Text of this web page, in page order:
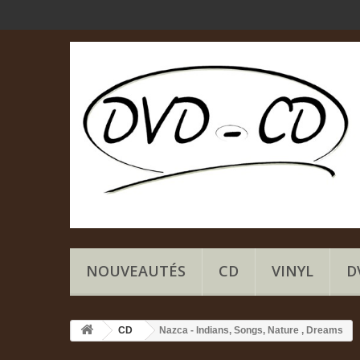
NOUVEAUTÉS CD VINYL
CD Nazca - Indians, Songs, Nature , Dreams